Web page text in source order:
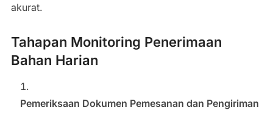
akurat.
Tahapan Monitoring Penerimaan
Bahan Harian
Pemeriksaan Dokumen Pemesanan dan Pengiriman